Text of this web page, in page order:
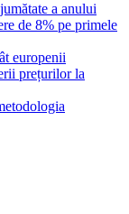
a anului
de 8% pe primele
europenii
prețurilor la